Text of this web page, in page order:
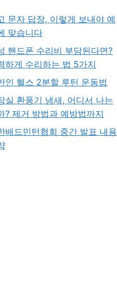
문자 답장, 이렇게 보내야 예
맞습니다
핸드폰 수리비 부담된다면?
하게 수리하는 법 5가지
인 헬스 2분할 루틴 운동법
실 환풍기 냄새, 어디서 나는
? 제거 방법과 예방법까지
배드민턴협회 중간 발표 내용